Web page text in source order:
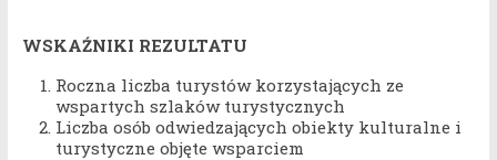
WSKAŹNIKI REZULTATU
Roczna liczba turystów korzystających ze
wspartych szlaków turystycznych
Liczba osób odwiedzających obiekty kulturalne i
turystyczne objęte wsparciem